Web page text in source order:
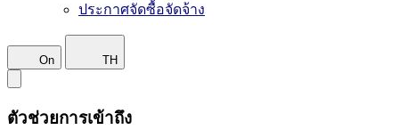
ประกาศจัดซื้อจัดจ้าง
On TH
ตัวช่วยการเข้าถึง